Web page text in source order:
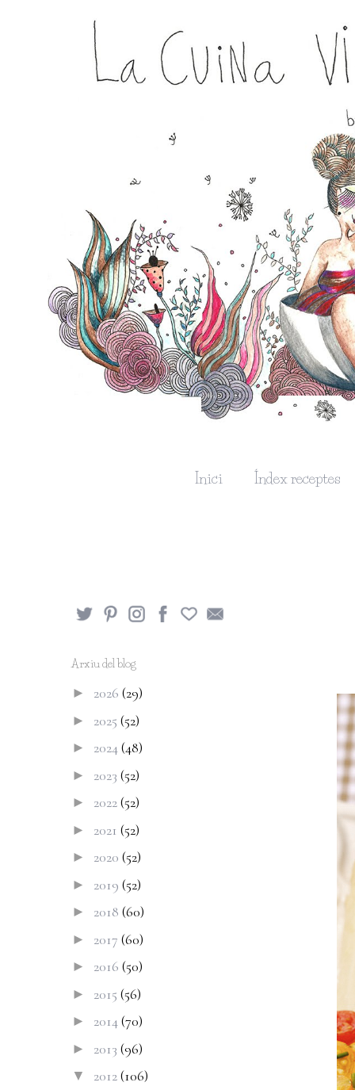
Inici Índex receptes
Arxiu del blog
► 2026 (29)
► 2025 (52)
► 2024(48)
► 2023 (52)
► 2022(52)
► 2021 (52)
► 2020 (52)
► 2019 (52)
► 2018 (60)
► 2017 (60)
► 2016 (50)
► 2015 (56)
► 2014(70)
► 2013 (96)
▼ 2012(106)